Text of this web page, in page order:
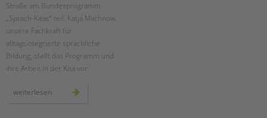
Straße am Bundesprogramm
„Sprach-Kitas“ teil. Katja Machnow,
unsere Fachkraft für
alltagsintegrierte sprachliche
Bildung, stellt das Programm und
ihre Arbeit in der Kita vor.
weiterlesen unsere
sprach-